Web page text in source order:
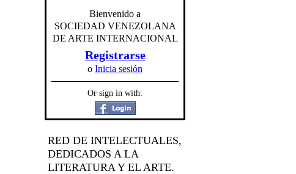
Bienvenido a
SOCIEDAD VENEZOLANA
DE ARTE INTERNACIONAL
Registrarse
o Inicia sesión
Or sign in with:
RED DE INTELECTUALES,
DEDICADOS A LA
LITERATURA Y EL ARTE.